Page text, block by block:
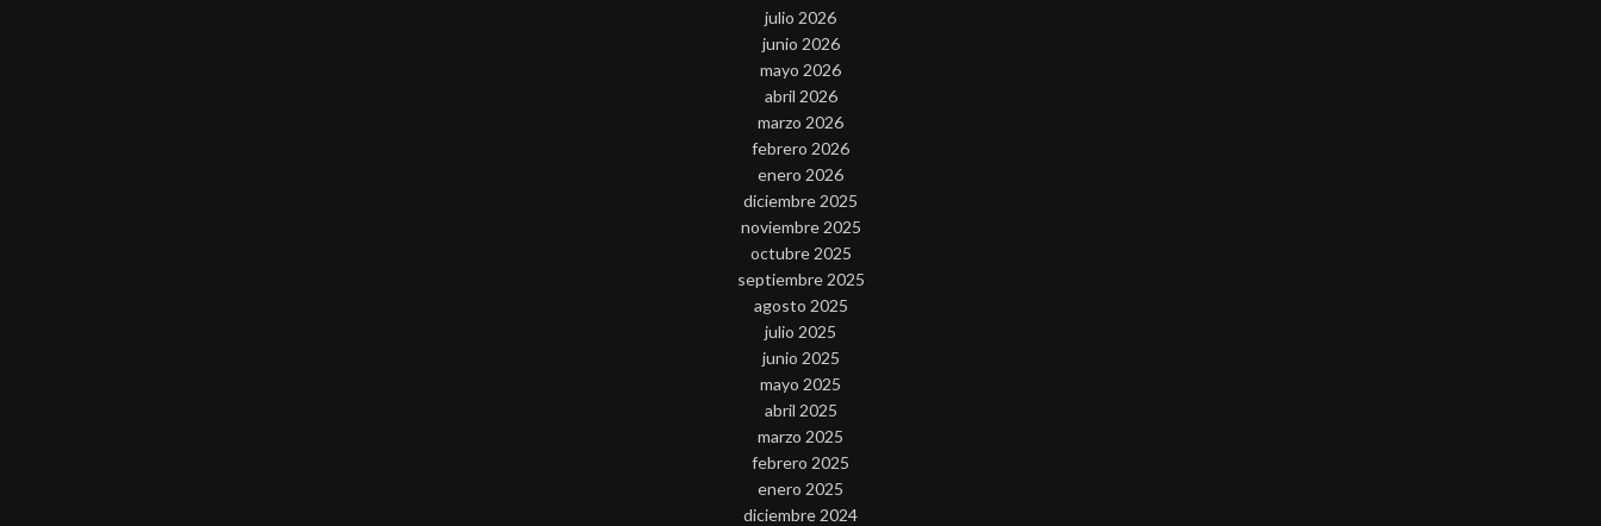
julio 2026
junio 2026
mayo 2026
abril 2026
marzo 2026
febrero 2026
enero 2026
diciembre 2025
noviembre 2025
octubre 2025
septiembre 2025
agosto 2025
julio 2025
junio 2025
mayo 2025
abril 2025
marzo 2025
febrero 2025
enero 2025
diciembre 2024